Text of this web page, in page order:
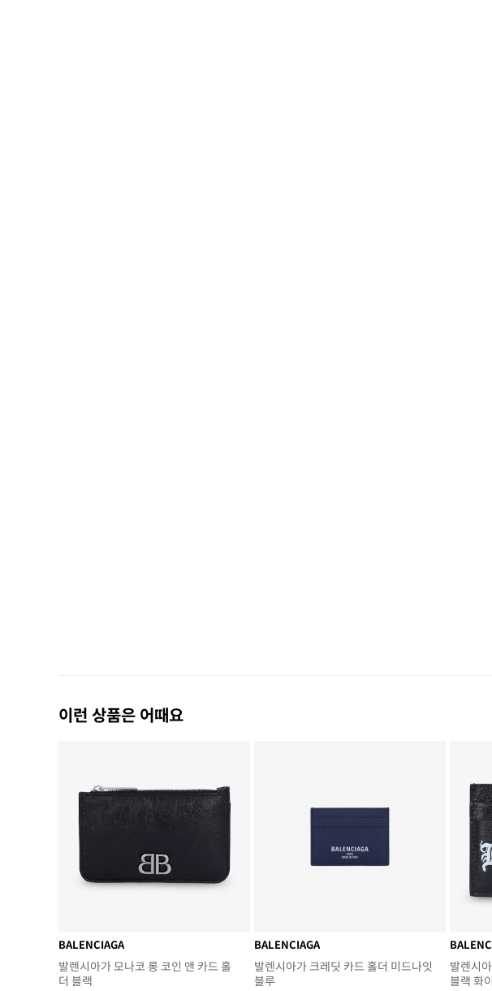
이런 상품은 어때요
BALENCIAGA
발렌시아가 모나코 롱 코인 앤 카드 홀
더 블랙
BALENCIAGA
발렌시아가 크레딧 카드 홀더 미드나잇
블루
발렌시
블랙 화